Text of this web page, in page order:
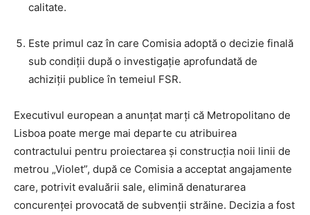
calitate.
Este primul caz în care Comisia adoptă o decizie finală
sub condiții după o investigație aprofundată de
achiziții publice în temeiul FSR.
Executivul european a anunțat marți că Metropolitano de
Lisboa poate merge mai departe cu atribuirea
contractului pentru proiectarea și construcția noii linii de
metrou „Violet”, după ce Comisia a acceptat angajamente
care, potrivit evaluării sale, elimină denaturarea
concurenței provocată de subvenții străine. Decizia a fost